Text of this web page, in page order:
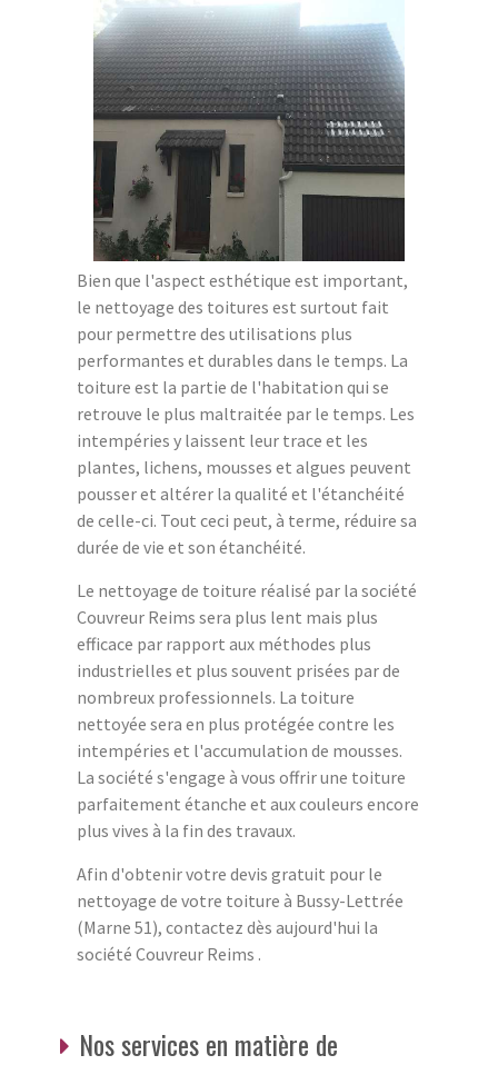
Bien que l'aspect esthétique est important,
le nettoyage des toitures est surtout fait
pour permettre des utilisations plus
performantes et durables dans le temps. La
toiture est la partie de l'habitation qui se
retrouve le plus maltraitée par le temps. Les
intempéries y laissent leur trace et les
plantes, lichens, mousses et algues peuvent
pousser et altérer la qualité et l'étanchéité
de celle-ci. Tout ceci peut, à terme, réduire sa
durée de vie et son étanchéité.
Le nettoyage de toiture réalisé par la société
Couvreur Reims sera plus lent mais plus
efficace par rapport aux méthodes plus
industrielles et plus souvent prisées par de
nombreux professionnels. La toiture
nettoyée sera en plus protégée contre les
intempéries et l'accumulation de mousses.
La société s'engage à vous offrir une toiture
parfaitement étanche et aux couleurs encore
plus vives à la fin des travaux.
Afin d'obtenir votre devis gratuit pour le
nettoyage de votre toiture à Bussy-Lettrée
(Marne 51), contactez dès aujourd'hui la
société Couvreur Reims .
Nos services en matière de